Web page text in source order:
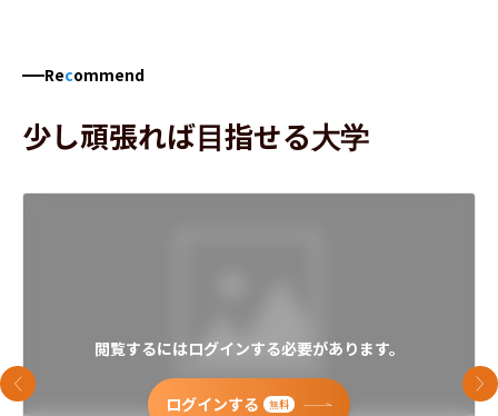
Recommend
少し頑張れば目指せる大学
閲覧するにはログインする必要があります。
ログインする 無料
前のスライド 次